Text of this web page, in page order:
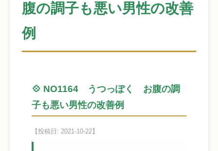
腹の調子も悪い男性の改善
例
💠 NO1164 うつっぽく お腹の調
子も悪い男性の改善例
【投稿日: 2021-10-22】